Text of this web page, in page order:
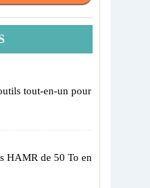
tout-en-un pour
HAMR de 50 To en